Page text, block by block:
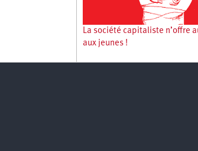
La société capitaliste n’offre
aux jeunes !